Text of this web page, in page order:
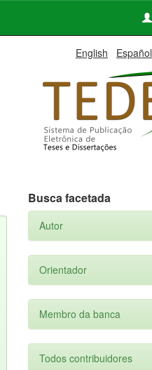
English Español
Busca facetada
Autor
Orientador
Membro da banca
Todos contribuidores